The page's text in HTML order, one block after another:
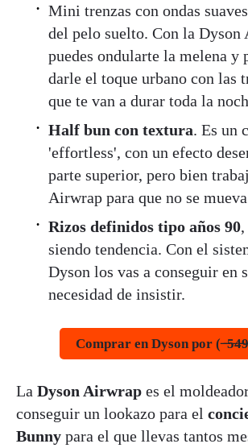
Mini trenzas con ondas
del pelo suelto. Con la Dyson
puedes ondularte la melena y
darle el toque urbano con las
que te van a durar toda la
Half bun con textura. Es un
'effortless', con un efecto
parte superior, pero bien
Airwrap para que no se
Rizos definidos tipo años 90
siendo tendencia. Con el
Dyson los vas a conseguir en
necesidad de insistir.
Comprar en Dyson por (
La Dyson Airwrap es el
conseguir un lookazo para el
Bunny para el que llevas tantos